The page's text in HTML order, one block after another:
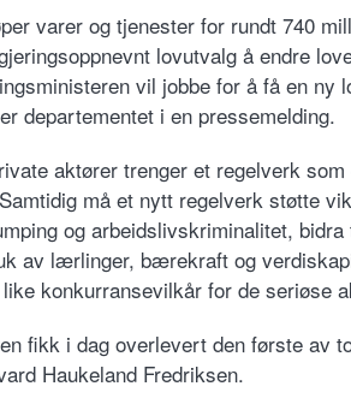
varer og tjenester for rundt 740
lovutvalg å endre
vil jobbe for å få en ny
departementet i en pressemelding.
aktører trenger et regelverk
må et nytt regelverk støtte
og arbeidslivskriminalitet,
av lærlinger, bærekraft og
konkurransevilkår for de seriøse
fikk i dag overlevert den første av
Haukeland Fredriksen.